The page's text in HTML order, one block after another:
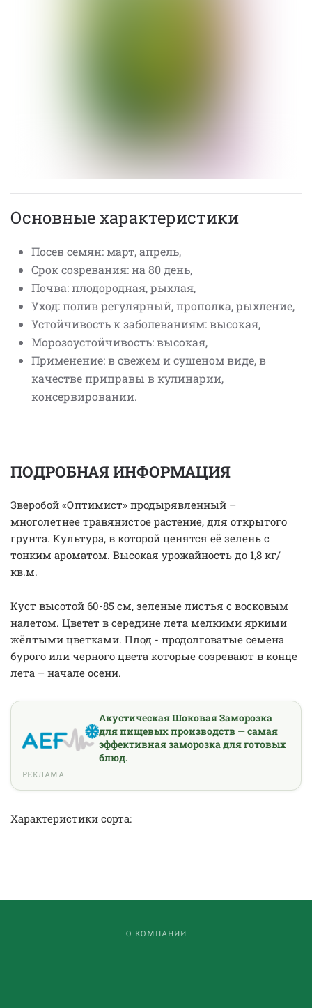
Основные характеристики
Посев семян: март, апрель,
Срок созревания: на 80 день,
Почва: плодородная, рыхлая,
Уход: полив регулярный, прополка, рыхление,
Устойчивость к заболеваниям: высокая,
Морозоустойчивость: высокая,
Применение: в свежем и сушеном виде, в
качестве приправы в кулинарии,
консервировании.
ПОДРОБНАЯ ИНФОРМАЦИЯ
Зверобой «Оптимист» продырявленный –
многолетнее травянистое растение, для открытого
грунта. Культура, в которой ценятся её зелень с
тонким ароматом. Высокая урожайность до 1,8 кг/
кв.м.
Куст высотой 60-85 см, зеленые листья с восковым
налетом. Цветет в середине лета мелкими яркими
жёлтыми цветками. Плод - продолговатые семена
бурого или черного цвета которые созревают в конце
лета – начале осени.
Акустическая Шоковая Заморозка
для пищевых производств — самая
эффективная заморозка для готовых
блюд.
РЕКЛАМА
Характеристики сорта:
О КОМПАНИИ